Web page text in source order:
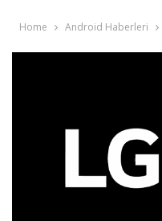
Home Android Haberleri